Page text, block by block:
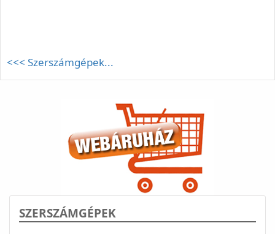
<<< Szerszámgépek...
SZERSZÁMGÉPEK